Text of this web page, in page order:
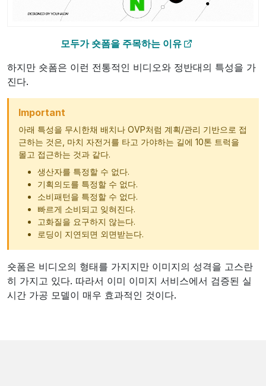
모두가 숏폼을 주목하는 이유
하지만 숏폼은 이런 전통적인 비디오와 정반대의 특성을 가
진다.
Important
아래 특성을 무시한채 배치나 OVP처럼 계획/관리 기반으로 접
근하는 것은, 마치 자전거를 타고 가야하는 길에 10톤 트럭을
몰고 접근하는 것과 같다.
생산자를 특정할 수 없다.
기획의도를 특정할 수 없다.
소비패턴을 특정할 수 없다.
빠르게 소비되고 잊혀진다.
고화질을 요구하지 않는다.
로딩이 지연되면 외면받는다.
숏폼은 비디오의 형태를 가지지만 이미지의 성격을 고스란
히 가지고 있다. 따라서 이미 이미지 서비스에서 검증된 실
시간 가공 모델이 매우 효과적인 것이다.